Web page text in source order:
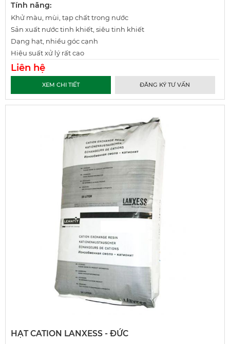
Tính năng:
Khử màu, mùi, tạp chất trong nước
Sản xuất nước tinh khiết, siêu tinh khiết
Dạng hạt, nhiều góc cạnh
Hiệu suất xử lý rất cao
Liên hệ
XEM CHI TIẾT ĐĂNG KÝ TƯ VẤN
HẠT CATION LANXESS - ĐỨC